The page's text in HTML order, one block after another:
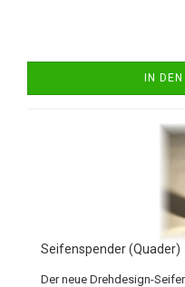
IN
Seifenspender (Quader)
Der neue Drehdesign-